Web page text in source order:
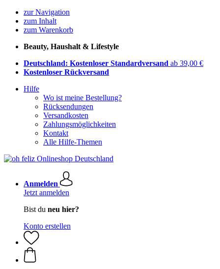
zur Navigation
zum Inhalt
zum Warenkorb
Beauty, Haushalt & Lifestyle
Deutschland: Kostenloser Standardversand ab 39,00 €
Kostenloser Rückversand
Hilfe
Wo ist meine Bestellung?
Rücksendungen
Versandkosten
Zahlungsmöglichkeiten
Kontakt
Alle Hilfe-Themen
Anmelden
Jetzt anmelden
Bist du neu hier?
Konto erstellen